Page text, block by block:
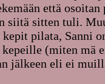
että
siitä sitten tuli.
pilata, Sanni
(miten mä
jälkeen eli ei